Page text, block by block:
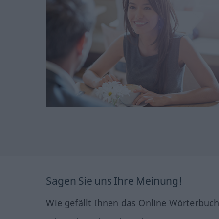
Sagen Sie uns Ihre Meinung!
Wie gefällt Ihnen das Online